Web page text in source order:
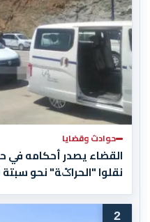
حوادث وقضايا
القضاء يصدر أحكامه
نقلوا "الحراݣة" نحو
2